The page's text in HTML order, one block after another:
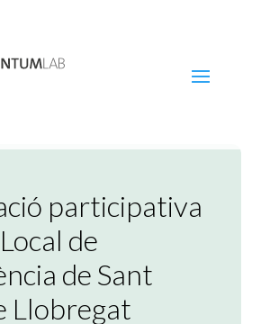
participativa
de
de Sant
Llobregat